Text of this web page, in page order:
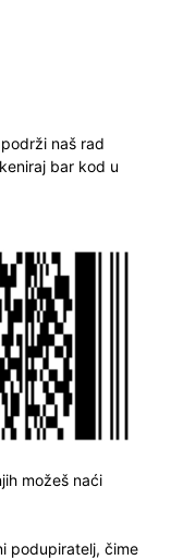
naš rad
bar kod u
možeš naći
podupiratelj, čime